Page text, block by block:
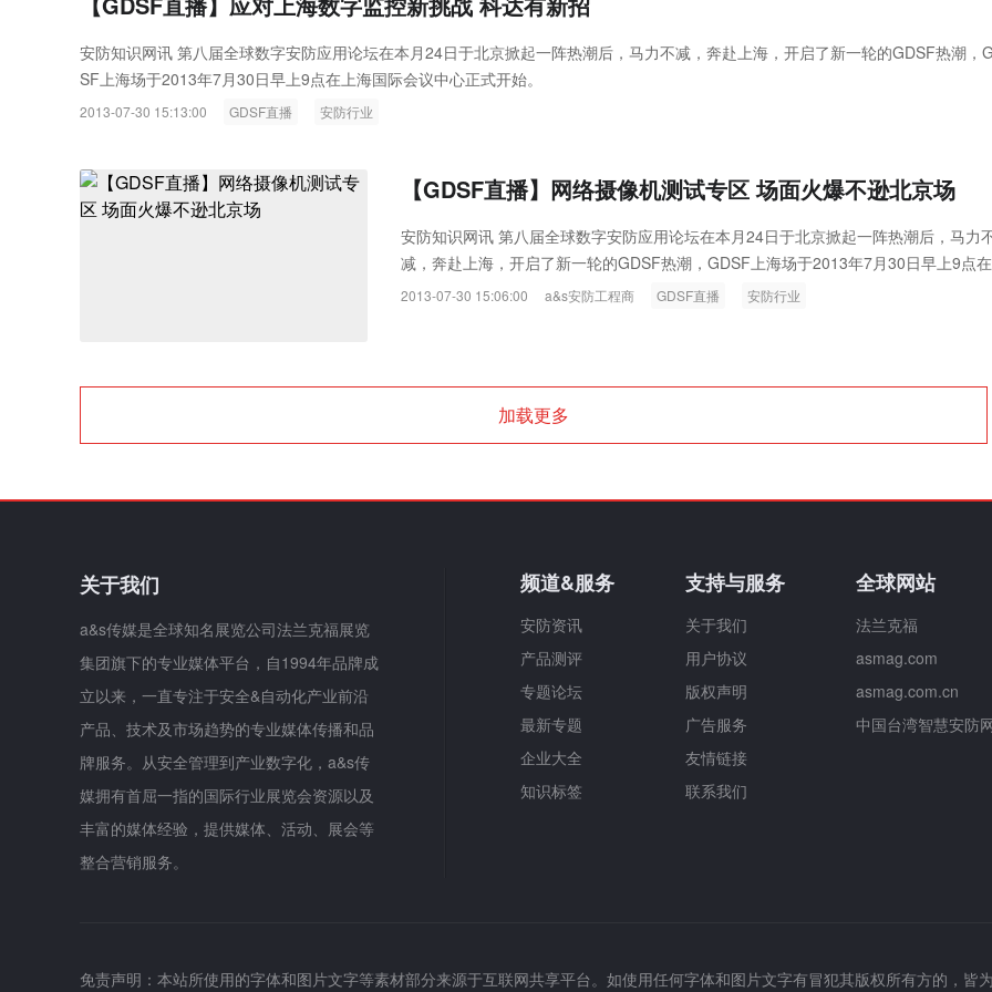
安防知识网讯 第八届全球数字安防应用论坛在本月24日于北京掀起一阵热潮后，马力不减，奔赴上海，开启了新一轮的GDSF热潮，
SF上海场于2013年7月30日早上9点在上海国际会议中心正式开始。
2013-07-30 15:13:00 GDSF直播 安防行业
【GDSF直播】网络摄像机测试专区 场面火爆不逊北京场
安防知识网讯 第八届全球数字安防应用论坛在本月24日于北京掀起一阵热潮后，马力
减，奔赴上海，开启了新一轮的GDSF热潮，GDSF上海场于2013年7月30日早上9点
海国际会议中心正式开始。
2013-07-30 15:06:00 a&s安防工程商 GDSF直播 安防行业
加载更多
关于我们
a&s传媒是全球知名展览公司法兰克福展览
集团旗下的专业媒体平台，自1994年品牌成
立以来，一直专注于安全&自动化产业前沿
产品、技术及市场趋势的专业媒体传播和品
牌服务。从安全管理到产业数字化，a&s传
媒拥有首屈一指的国际行业展览会资源以及
丰富的媒体经验，提供媒体、活动、展会等
整合营销服务。
频道&服务
安防资讯
产品测评
专题论坛
最新专题
企业大全
知识标签
支持与服务
关于我们
用户协议
版权声明
广告服务
友情链接
联系我们
全球网站
法兰克福
asmag.com
asmag.com.cn
中国台湾智慧安防
免责声明：本站所使用的字体和图片文字等素材部分来源于互联网共享平台。如使用任何字体和图片文字有冒犯其版权所有方的，